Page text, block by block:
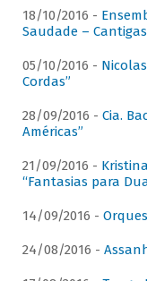
18/10/2016 -
Saudade –
05/10/2016 -
Cordas”
28/09/2016 - Cia.
Américas”
21/09/2016 -
“Fantasias para
14/09/2016 -
24/08/2016 -